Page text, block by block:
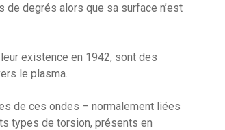
degrés alors que sa surface n’est
existence en 1942, sont des
le plasma.
de ces ondes – normalement liées
types de torsion, présents en